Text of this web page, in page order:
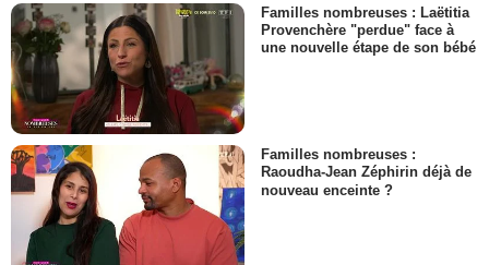
Familles nombreuses : Laëtitia
Provenchère "perdue" face à
une nouvelle étape de son bébé
Familles nombreuses :
Raoudha-Jean Zéphirin déjà de
nouveau enceinte ?